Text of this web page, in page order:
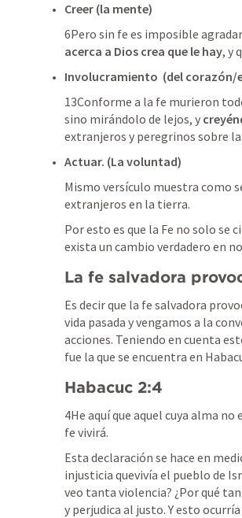
Creer (la mente)
6Pero sin fe es imposible
acerca a Dios crea que le hay, y
Involucramiento  (del corazón/
13Conforme a la fe murieron
sino mirándolo de lejos, y
extranjeros y peregrinos sobre
Actuar. (La voluntad)
Mismo versículo muestra como
extranjeros en la tierra.
Por esto es que la Fe no solo se
exista un cambio verdadero en
La fe salvadora
Es decir que la fe salvadora
vida pasada y vengamos a la
acciones. Teniendo en cuenta
fue la que se encuentra en
Habacuc 2:4
4He aquí que aquel cuya alma
fe vivirá.
Esta declaración se hace en
injusticia quevivía el pueblo de
veo tanta violencia? ¿Por qué
y perjudica al justo. Y esto